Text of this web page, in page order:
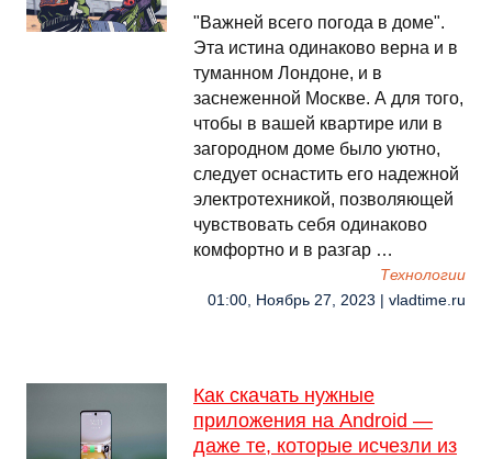
"Важней всего погода в доме".
Эта истина одинаково верна и в
туманном Лондоне, и в
заснеженной Москве. А для того,
чтобы в вашей квартире или в
загородном доме было уютно,
следует оснастить его надежной
электротехникой, позволяющей
чувствовать себя одинаково
комфортно и в разгар …
Технологии
01:00, Ноябрь 27, 2023 | vladtime.ru
Как скачать нужные
приложения на Android —
даже те, которые исчезли из